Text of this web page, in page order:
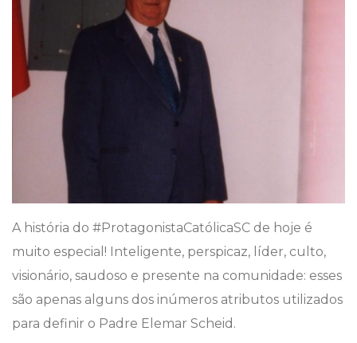
A história do #ProtagonistaCatólicaSC de hoje é
muito especial! Inteligente, perspicaz, líder, culto,
visionário, saudoso e presente na comunidade: esses
são apenas alguns dos inúmeros atributos utilizados
para definir o Padre Elemar Scheid.